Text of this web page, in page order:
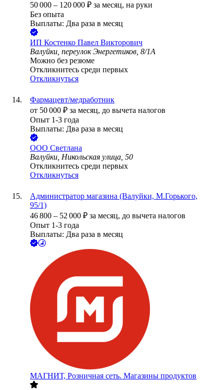
50 000 – 120 000 ₽ за месяц, на руки
Без опыта
Выплаты: Два раза в месяц
ИП Костенко Павел Викторович
Валуйки, переулок Энергетиков, 8/1А
Можно без резюме
Откликнитесь среди первых
Откликнуться
Фармацевт/медработник
от 50 000 ₽ за месяц, до вычета налогов
Опыт 1-3 года
Выплаты: Два раза в месяц
ООО Светлана
Валуйки, Никольская улица, 50
Откликнитесь среди первых
Откликнуться
Администратор магазина (Валуйки, М.Горького,
95/1)
46 800 – 52 000 ₽ за месяц, до вычета налогов
Опыт 1-3 года
Выплаты: Два раза в месяц
МАГНИТ, Розничная сеть. Магазины продуктов